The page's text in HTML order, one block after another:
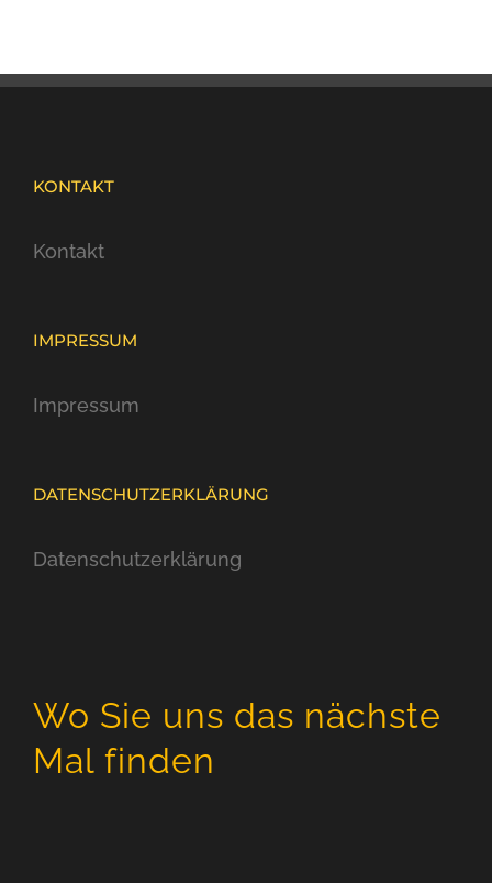
KONTAKT
Kontakt
IMPRESSUM
Impressum
DATENSCHUTZERKLÄRUNG
Datenschutzerklärung
Wo Sie uns das nächste
Mal finden